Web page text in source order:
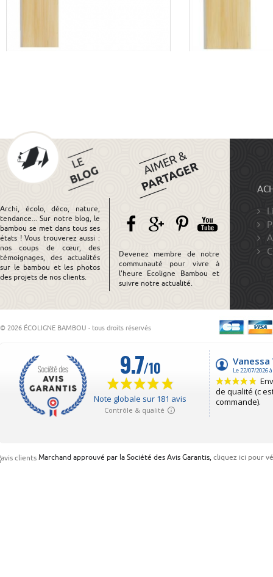
Archi, écolo, déco, nature,
tendance... Sur notre blog, le
bambou se met dans tous ses
états ! Vous trouverez aussi :
nos coups de cœur, des
témoignages, des actualités
sur le bambou et les photos
des projets de nos clients.
Devenez membre de notre
communauté pour vivre à
l'heure Ecoligne Bambou et
suivre notre actualité.
© 2026 ÉCOLIGNE BAMBOU - tous droits réservés
Marchand approuvé par la Société des Avis Garantis,cliquez ici pour